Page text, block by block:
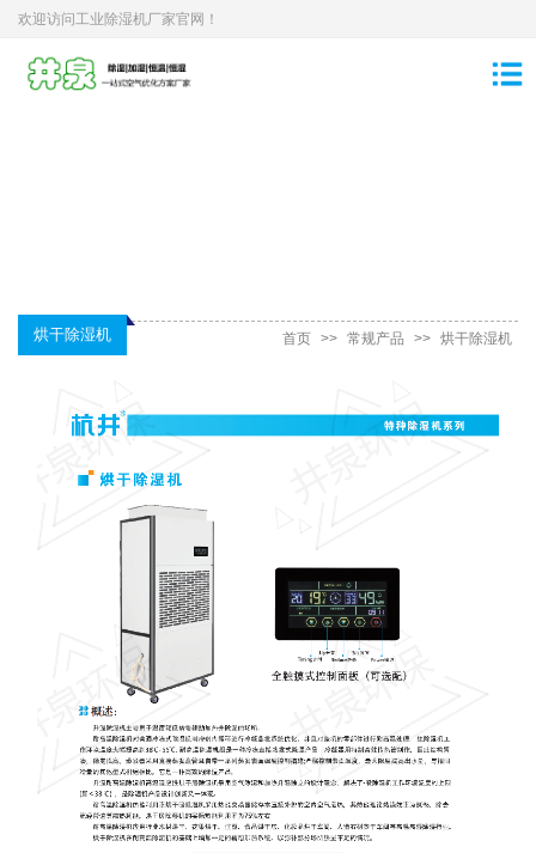
欢迎访问工业除湿机厂家官网！
烘干除湿机 首页 >> 常规产品 >> 烘干除湿机